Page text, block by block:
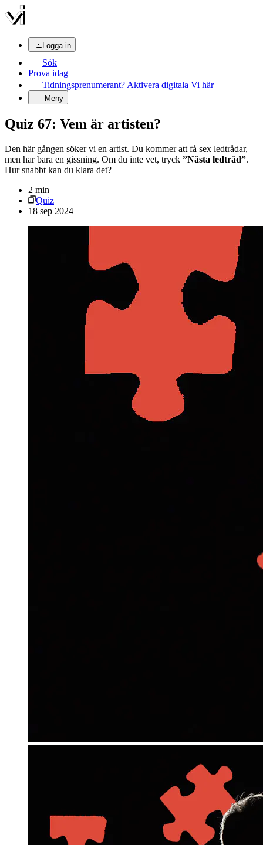
Logga in
Sök
Prova idag
Tidningsprenumerant? Aktivera digitala Vi här
Meny
Quiz 67: Vem är artisten?
Den här gången söker vi en artist. Du kommer att få sex ledtrådar,
men har bara en gissning. Om du inte vet, tryck ”Nästa ledtråd”.
Hur snabbt kan du klara det?
2 min
Quiz
18 sep 2024